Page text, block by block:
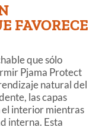
FAVORECE
que sólo
Pjama Protect
natural del
las capas
interior mientras
interna. Esta